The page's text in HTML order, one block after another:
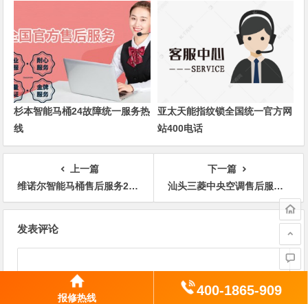
杉本智能马桶24故障统一服务热
线
亚太天能指纹锁全国统一官方网
站400电话
上一篇
维诺尔智能马桶售后服务24小时人工服务电话
下一篇
汕头三菱中央空调售后服务电话_快速上门服务24小时在线
发表评论
报修热线 400-1865-909